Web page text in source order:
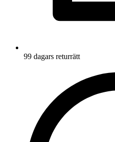
99 dagars returrätt